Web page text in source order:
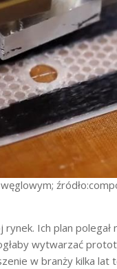
Ich plan
wytwarzać
w branży kilka lat